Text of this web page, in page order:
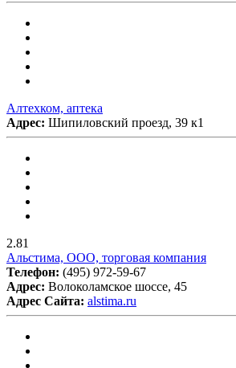
Алтехком, аптека
Адрес: Шипиловский проезд, 39 к1
2.81
Альстима, ООО, торговая компания
Телефон: (495) 972-59-67
Адрес: Волоколамское шоссе, 45
Адрес Сайта: alstima.ru